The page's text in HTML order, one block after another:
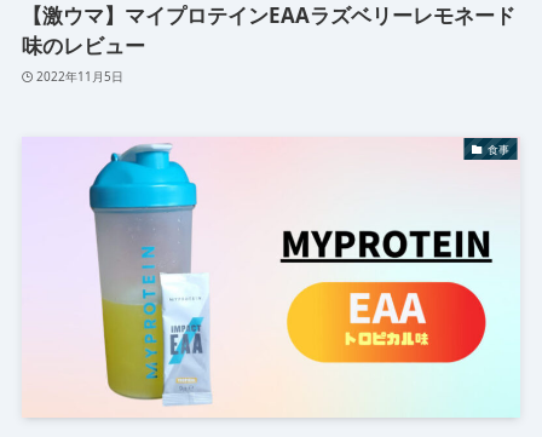
【激ウマ】マイプロテインEAAラズベリーレモネード
味のレビュー
2022年11月5日
食事